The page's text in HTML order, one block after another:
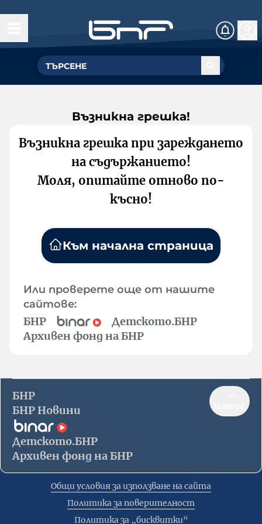
Възникна грешка!
Възникна грешка при зареждането
на съдържанието!
Моля, опитайте отново по-
късно!
Към начална страница
Или проверете още от нашите
сайтове:
БНР
Детското.БНР
Архивен фонд на БНР
БНР
БНР Новини
Детското.БНР
Архивен фонд на БНР
Общи условия за използване на сайта
Политика за поверителност
Политика за „бисквитки“